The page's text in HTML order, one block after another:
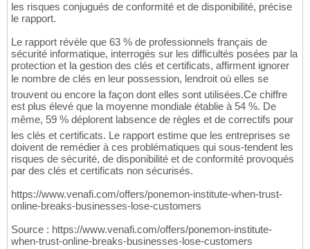
les risques conjugués de conformité et de disponibilité, précise
le rapport.
Le rapport révèle que 63 % de professionnels français de
sécurité informatique, interrogés sur les difficultés posées par la
protection et la gestion des clés et certificats, affirment ignorer
le nombre de clés en leur possession, lendroit où elles se
trouvent ou encore la façon dont elles sont utilisées.Ce chiffre
est plus élevé que la moyenne mondiale établie à 54 %. De
même, 59 % déplorent labsence de règles et de correctifs pour
les clés et certificats. Le rapport estime que les entreprises se
doivent de remédier à ces problématiques qui sous-tendent les
risques de sécurité, de disponibilité et de conformité provoqués
par des clés et certificats non sécurisés.
https://www.venafi.com/offers/ponemon-institute-when-trust-
online-breaks-businesses-lose-customers
Source : https://www.venafi.com/offers/ponemon-institute-
when-trust-online-breaks-businesses-lose-customers